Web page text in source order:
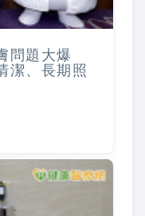
問題大爆
潔、長期照